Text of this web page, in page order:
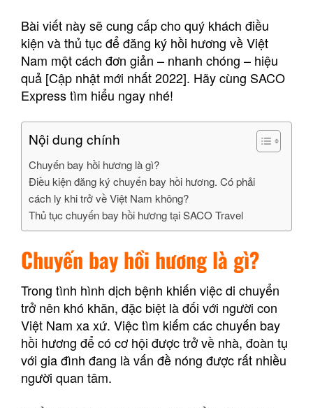
Bài viết này sẽ cung cấp cho quý khách điều
kiện và thủ tục để đăng ký hồi hương về Việt
Nam một cách đơn giản – nhanh chóng – hiệu
quả [Cập nhật mới nhất 2022]. Hãy cùng SACO
Express tìm hiểu ngay nhé!
Nội dung chính
Chuyến bay hồi hương là gì?
Điều kiện đăng ký chuyến bay hồi hương. Có phải
cách ly khi trở về Việt Nam không?
Thủ tục chuyến bay hồi hương tại SACO Travel
Chuyến bay hồi hương là gì?
Trong tình hình dịch bệnh khiến việc di chuyển
trở nên khó khăn, đặc biệt là đối với người con
Việt Nam xa xứ. Việc tìm kiếm các chuyến bay
hồi hương để có cơ hội được trở về nhà, đoàn tụ
với gia đình đang là vấn đề nóng được rất nhiều
người quan tâm.